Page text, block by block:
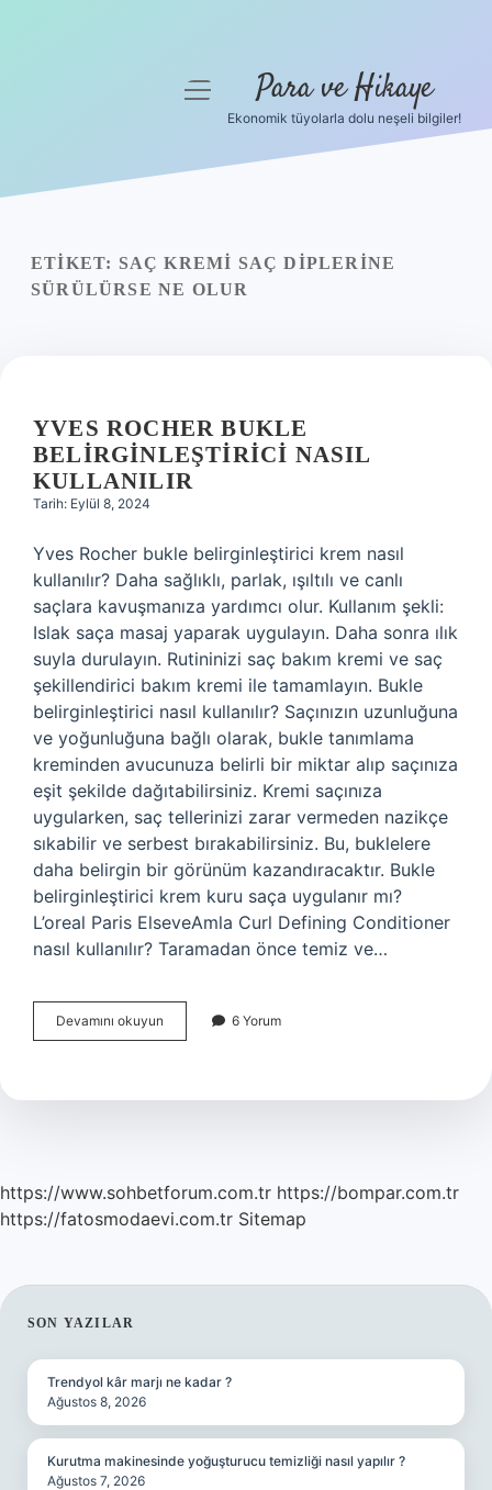
Yasal Uyarı
menüyü
Para ve Hikaye
Ekonomik tüyolarla dolu neşeli bilgiler!
ETIKET: SAÇ KREMI SAÇ DIPLERINE
SÜRÜLÜRSE NE OLUR
YVES ROCHER BUKLE
BELIRGINLEŞTIRICI NASIL
KULLANILIR
Tarih: Eylül 8, 2024
Yves Rocher bukle belirginleştirici krem nasıl
kullanılır? Daha sağlıklı, parlak, ışıltılı ve canlı
saçlara kavuşmanıza yardımcı olur. Kullanım şekli:
Islak saça masaj yaparak uygulayın. Daha sonra ılık
suyla durulayın. Rutininizi saç bakım kremi ve saç
şekillendirici bakım kremi ile tamamlayın. Bukle
belirginleştirici nasıl kullanılır? Saçınızın uzunluğuna
ve yoğunluğuna bağlı olarak, bukle tanımlama
kreminden avucunuza belirli bir miktar alıp saçınıza
eşit şekilde dağıtabilirsiniz. Kremi saçınıza
uygularken, saç tellerinizi zarar vermeden nazikçe
sıkabilir ve serbest bırakabilirsiniz. Bu, buklelere
daha belirgin bir görünüm kazandıracaktır. Bukle
belirginleştirici krem kuru saça uygulanır mı?
L’oreal Paris ElseveAmla Curl Defining Conditioner
nasıl kullanılır? Taramadan önce temiz ve…
Devamını okuyun
Rocher
Nasıl
6 Yorum
https://www.sohbetforum.com.tr https://bompar.com.tr
https://fatosmodaevi.com.tr Sitemap
SIDEBAR
SON YAZILAR
Trendyol kâr marjı ne kadar ?
Ağustos 8, 2026
Kurutma makinesinde yoğuşturucu temizliği nasıl yapılır ?
Ağustos 7, 2026